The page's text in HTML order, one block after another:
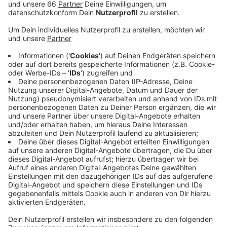
verschiedenen Schauplätzen des Romans durch
den damals von der Schwerindustrie geprägten
Stadtteil. Mit diesem Spaziergang wirkt das Werk
von Werk Fortes lebendig und informiert über die
Geschichte der Gegend rund um die Kölner Straße,
der „Kö der Arbeiter“.
Veröffentlicht:Mittwoch, 06.09.2023 12:54
Anzeige
Freitag 08. September 2023, 13 Uhr
Treffpunkt: Bertha-von-Suttner-Platz/Skulptur
„Der Ring“
Teilnahmegebühr: 15,- €
Anmeldung:maren.jungclaus@literaturbuero-